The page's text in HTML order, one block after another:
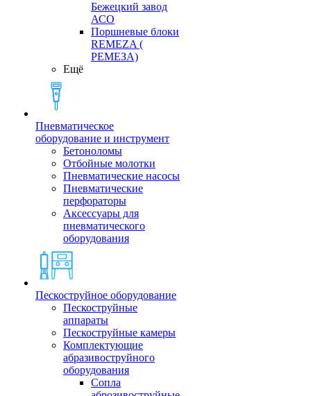
Бежецкий завод
АСО
Поршневые блоки
REMEZA (
РЕМЕЗА)
Ещё
Пневматическое
оборудование и инструмент
Бетоноломы
Отбойные молотки
Пневматические насосы
Пневматические
перфораторы
Аксессуары для
пневматического
оборудования
Пескоструйное оборудование
Пескоструйные
аппараты
Пескоструйные камеры
Комплектующие
абразивоструйного
оборудования
Сопла